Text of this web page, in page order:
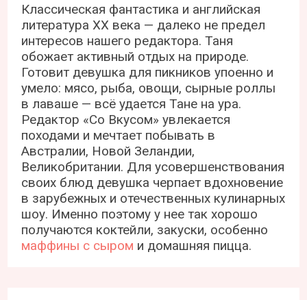
Классическая фантастика и английская
литература ХХ века — далеко не предел
интересов нашего редактора. Таня
обожает активный отдых на природе.
Готовит девушка для пикников упоенно и
умело: мясо, рыба, овощи, сырные роллы
в лаваше — всё удается Тане на ура.
Редактор «Со Вкусом» увлекается
походами и мечтает побывать в
Австралии, Новой Зеландии,
Великобритании. Для усовершенствования
своих блюд девушка черпает вдохновение
в зарубежных и отечественных кулинарных
шоу. Именно поэтому у нее так хорошо
получаются коктейли, закуски, особенно
маффины с сыром и домашняя пицца.